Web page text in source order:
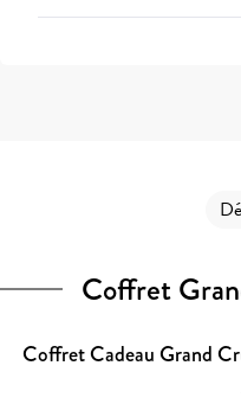
Coffret
Coffret Cadeau Grand